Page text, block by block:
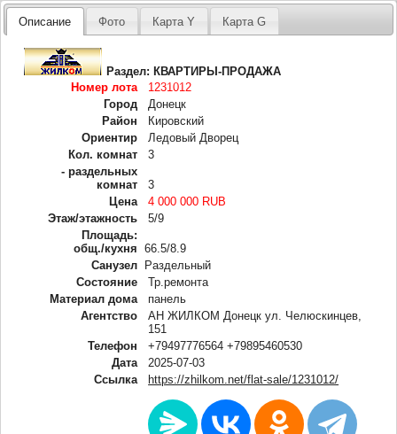
Описание Фото Карта Y Карта G
Раздел:КВАРТИРЫ-ПРОДАЖА
Номер лота
1231012
Город
Донецк
Район
Кировский
Ориентир
Ледовый Дворец
Кол. комнат
3
- раздельных
комнат
3
Цена
4 000 000 RUB
Этаж/этажность
5/9
Площадь:
общ./кухня
66.5/8.9
Санузел Раздельный
Состояние
Тр.ремонта
Материал дома
панель
Агентство
АН ЖИЛКОМ Донецк ул. Челюскинцев,
151
Телефон
+79497776564 +79895460530
Дата
2025-07-03
Ссылка
https://zhilkom.net/flat-sale/1231012/